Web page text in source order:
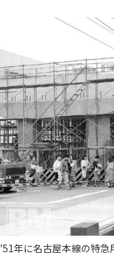
’51年に名古屋本線の特